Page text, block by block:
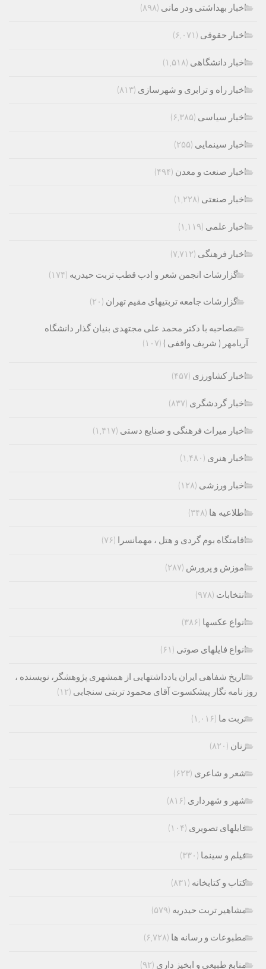
اخبار بهداشتی ودر مانی (۸۹۸)
اخبار حقوقی (۶,۰۷۱)
اخبار دانشگاهی (۱,۵۱۸)
اخبار راه و ترابری و شهرسازی (۸۱۳)
اخبار سیاسی (۶,۳۸۵)
اخبار سینمایی (۲۵۵)
اخبار صنعت و معدن (۴۹۴)
اخبار صنعتی (۱,۲۲۸)
اخبار علمی (۱,۱۱۹)
اخبار فرهنگی (۷,۷۱۲)
گزارشات انجمن شعر و ادب قطب تربت حیدریه (۱۷۴)
گزارشات جامعه تربتیهای مقیم تهران (۲۰)
مصاحبه با دکتر محمد علی مجتهدی بنیان گذار دانشگاه
آریامهر ( شریف واقفی ) (۱۰۷)
اخبار کشاورزی (۴۵۷)
اخبار گردشگری (۸۳۷)
اخبار میراث فرهنگی و صنایع دستی (۱,۴۱۷)
اخبار هنری (۱,۴۸۰)
اخبار ورزشی (۱۲۸)
اطلاعیه ها (۳۴۸)
اقامتگاه بوم گردی و هتل ، مهمانسرا (۷۶)
اموزش و پرورش (۲۸۷)
انتخابات (۹۷۸)
انواع عکسها (۳۸۶)
انواع فایلهای صوتی (۶۱)
تاریخ شفاهی ایران یادداشتهایی از همشهری پژوهشگر، نویسنده ،
روز نامه نگار پیشکسوت آقای محمود تربتی سنجابی (۱۲)
تربت ما (۱,۰۱۶)
زنان (۸۲۰)
شعر و شاعری (۶۲۳)
شهر و شهرداری (۸۱۶)
فایلهای تصویری (۱۰۴)
فیلم و سینما (۳۳۰)
کتاب و کتابخانه (۸۳۱)
مشاهیر تربت حیدریه (۵۷۹)
مطبوعات و رسانه ها (۶,۷۲۸)
منابع طبیعی و ابخیز داری (۹۲)